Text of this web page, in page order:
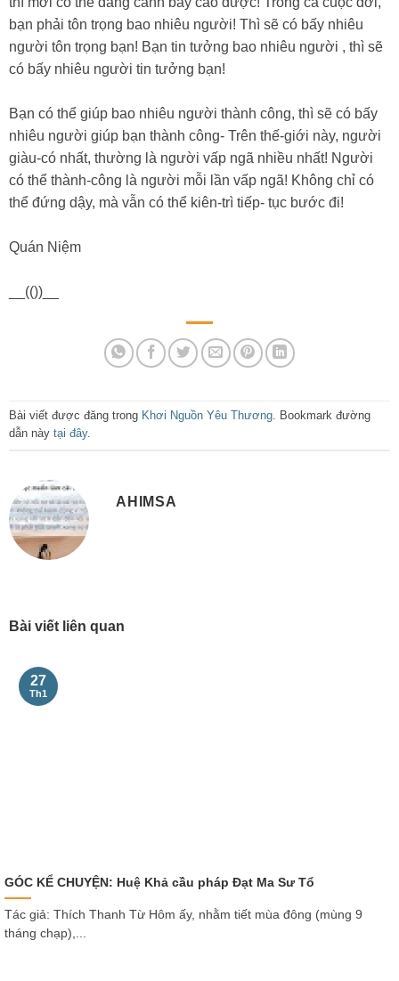
bạn phải tôn trọng bao nhiêu người! Thì sẽ có bấy nhiêu
người tôn trọng bạn! Bạn tin tưởng bao nhiêu người , thì sẽ
có bấy nhiêu người tin tưởng bạn!
Bạn có thể giúp bao nhiêu người thành công, thì sẽ có bấy
nhiêu người giúp bạn thành công- Trên thế-giới này, người
giàu-có nhất, thường là người vấp ngã nhiều nhất! Người
có thể thành-công là người mỗi lần vấp ngã! Không chỉ có
thể đứng dậy, mà vẫn có thể kiên-trì tiếp- tục bước đi!
Quán Niệm
__(())__
Bài viết được đăng trong Khơi Nguồn Yêu Thương. Bookmark đường
dẫn này tại đây.
AHIMSA
Bài viết liên quan
GÓC KỂ CHUYỆN: Huệ Khả cầu pháp Đạt Ma Sư Tổ
Tác giả: Thích Thanh Từ Hôm ấy, nhằm tiết mùa đông (mùng 9
tháng chạp),...
27
Th1